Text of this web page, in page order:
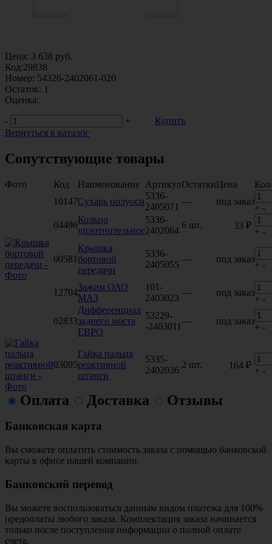
Цена: 3 638 руб.
Код:29838
Номер: 54326-2402061-020
Остаток: 1
Оценка:
-
+
Купить
Вернуться в каталог
Сопутствующие товары
Фото Код Наименование АртикулОстаткиЦена
10147Сухарь полуоси
5336-
2405071
— под заказ
+ -
04496
Кольцо
уплотнительное
5336-
2402064
6 шт. 33 ₽
+ -
00581
Крышка
бортовой
передачи
5336-
2405055
— под заказ
+ -
12704
Зажим ОАО
МАЗ
101-
2403023
— под заказ
+ -
02833
Дифференциал
заднего моста
ЕВРО
53229-
-2403011
— под заказ
+ -
03095
Гайка пальца
реактивной
штанги
5335-
2402036
2 шт. 164 ₽
+ -
Оплата Доставка Отзывы
Банковская карта
Вы сможете оплатить стоимость заказа с помощью банковской
карты в офисе нашей компании.
Банковский перевод
Вы можете воспользоваться данным видом платежа для 100%
предоплаты любого заказа. Комплектация заказа начинается
только после поступления информации о полной оплате
счета.